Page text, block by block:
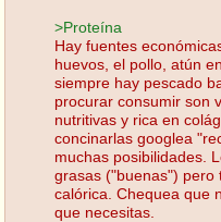
>Proteína
Hay fuentes
huevos, el pollo, atún
siempre hay pescado
procurar consumir son
nutritivas y rica en
concinarlas googlea
muchas posibilidades.
grasas ("buenas") pero
calórica. Chequea que
que necesitas.